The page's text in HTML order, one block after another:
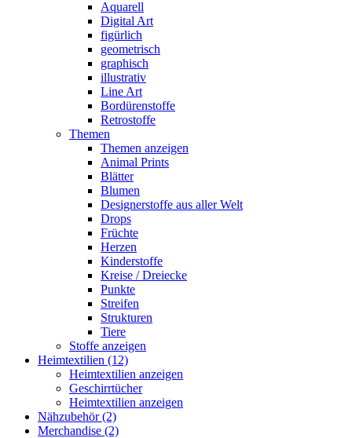
Aquarell
Digital Art
figürlich
geometrisch
graphisch
illustrativ
Line Art
Bordürenstoffe
Retrostoffe
Themen
Themen anzeigen
Animal Prints
Blätter
Blumen
Designerstoffe aus aller Welt
Drops
Früchte
Herzen
Kinderstoffe
Kreise / Dreiecke
Punkte
Streifen
Strukturen
Tiere
Stoffe anzeigen
Heimtextilien (12)
Heimtextilien anzeigen
Geschirrtücher
Heimtextilien anzeigen
Nähzubehör (2)
Merchandise (2)